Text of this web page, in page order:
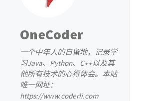
OneCoder
一个中年人的自留地，记录学
习Java、Python、C++以及其
他所有技术的心得体会。本站
唯一网址：
https://www.coderli.com